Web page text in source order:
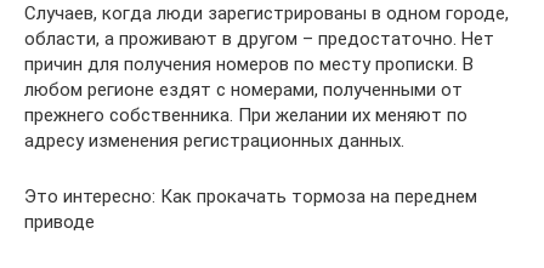
Случаев, когда люди зарегистрированы в одном городе,
области, а проживают в другом – предостаточно. Нет
причин для получения номеров по месту прописки. В
любом регионе ездят с номерами, полученными от
прежнего собственника. При желании их меняют по
адресу изменения регистрационных данных.
Это интересно: Как прокачать тормоза на переднем
приводе